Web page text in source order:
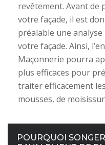
revêtement. Avant de
votre façade, il est
préalable une analyse
votre façade. Ainsi,
Maçonnerie pourra
plus efficaces pour
traiter efficacement
mousses, de
POURQUOI